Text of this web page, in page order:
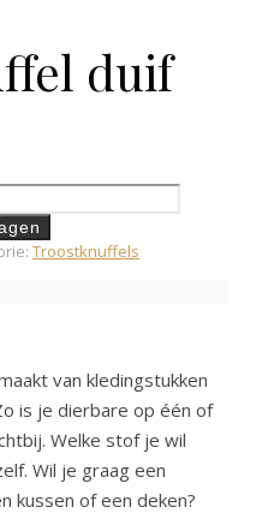
duif
Troostknuffels
van kledingstukken
is je dierbare op één of
Welke stof je wil
Wil je graag een
kussen of een deken?